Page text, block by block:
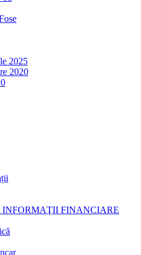
2025
2020
INFORMAŢII FINANCIARE